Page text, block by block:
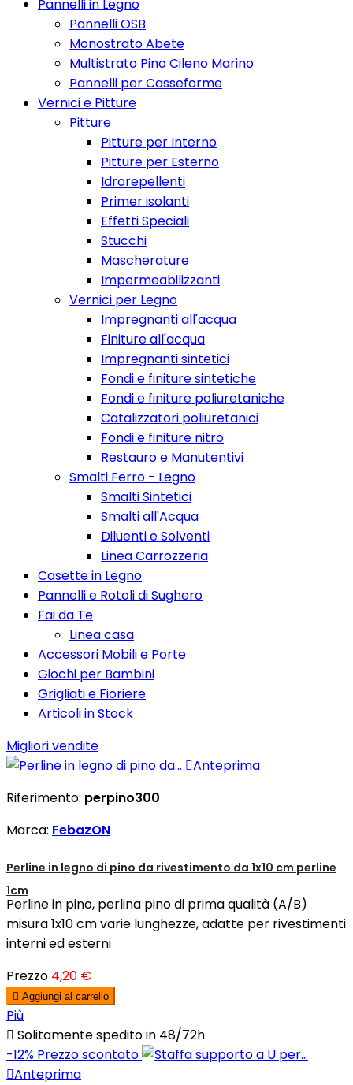
Pannelli in Legno
Pannelli OSB
Monostrato Abete
Multistrato Pino Cileno Marino
Pannelli per Casseforme
Vernici e Pitture
Pitture
Pitture per Interno
Pitture per Esterno
Idrorepellenti
Primer isolanti
Effetti Speciali
Stucchi
Mascherature
Impermeabilizzanti
Vernici per Legno
Impregnanti all'acqua
Finiture all'acqua
Impregnanti sintetici
Fondi e finiture sintetiche
Fondi e finiture poliuretaniche
Catalizzatori poliuretanici
Fondi e finiture nitro
Restauro e Manutentivi
Smalti Ferro - Legno
Smalti Sintetici
Smalti all'Acqua
Diluenti e Solventi
Linea Carrozzeria
Casette in Legno
Pannelli e Rotoli di Sughero
Fai da Te
Linea casa
Accessori Mobili e Porte
Giochi per Bambini
Grigliati e Fioriere
Articoli in Stock
Migliori vendite
Anteprima
Riferimento: perpino300
Marca: FebazON
Perline in legno di pino da rivestimento da 1x10 cm perline
1cm
Perline in pino, perlina pino di prima qualità (A/B)
misura 1x10 cm varie lunghezze, adatte per rivestimenti
interni ed esterni
Prezzo 4,20 €
 Aggiungi al carrello
Più
 Solitamente spedito in 48/72h
-12% Prezzo scontato
Anteprima